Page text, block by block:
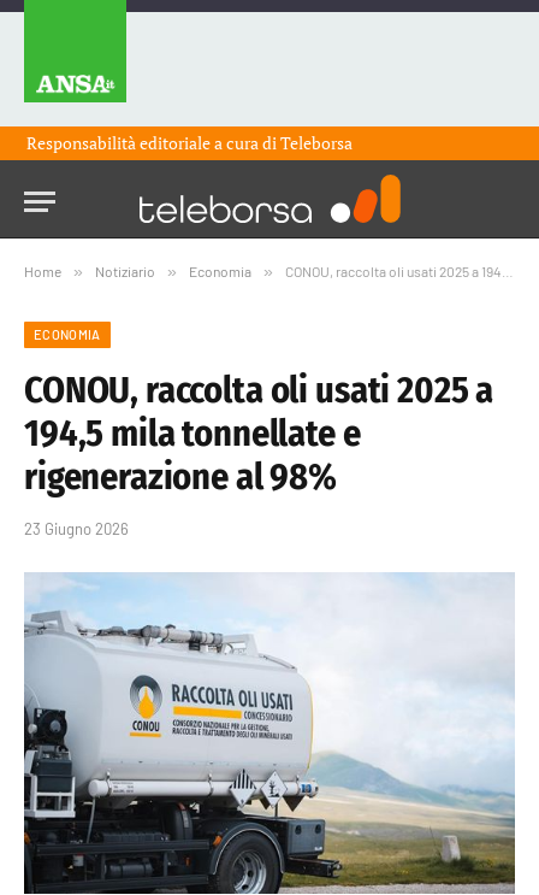
Responsabilità editoriale a cura diTeleborsa
Home » Notiziario » Economia » CONOU, raccolta oli usati 2025 a 194,5 mila tonnellate e rigenerazione al 98%
ECONOMIA
CONOU, raccolta oli usati 2025 a
194,5 mila tonnellate e
rigenerazione al 98%
23 Giugno 2026